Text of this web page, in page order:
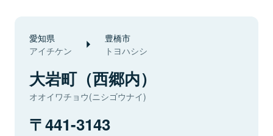
愛知県
アイチケン
豊橋市
トヨハシシ
大岩町（西郷内）
オオイワチョウ(ニシゴウナイ)
441-3143